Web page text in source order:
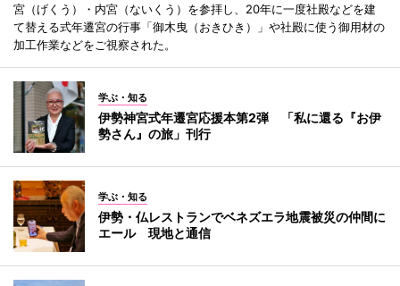
宮（げくう）・内宮（ないくう）を参拝し、20年に一度社殿などを建
て替える式年遷宮の行事「御木曳（おきひき）」や社殿に使う御用材の
加工作業などをご視察された。
学ぶ・知る
伊勢神宮式年遷宮応援本第2弾 「私に還る『お伊
勢さん』の旅」刊行
学ぶ・知る
伊勢・仏レストランでベネズエラ地震被災の仲間に
エール 現地と通信